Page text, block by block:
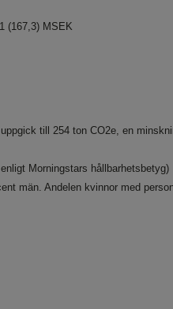
(167,3) MSEK
till 254 ton CO2e, en
Morningstars hållbarhetsbetyg)
män. Andelen kvinnor med